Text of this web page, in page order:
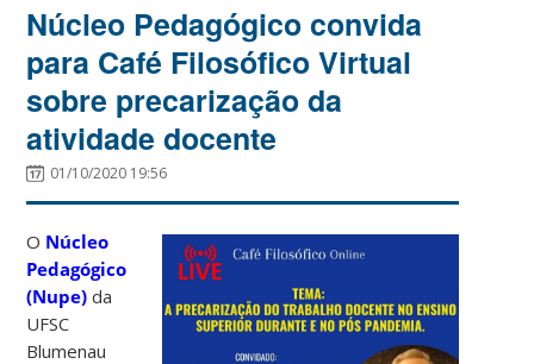
Núcleo Pedagógico convida
para Café Filosófico Virtual
sobre precarização da
atividade docente
01/10/2020 19:56
O Núcleo
Pedagógico
(Nupe)da
UFSC
Blumenau